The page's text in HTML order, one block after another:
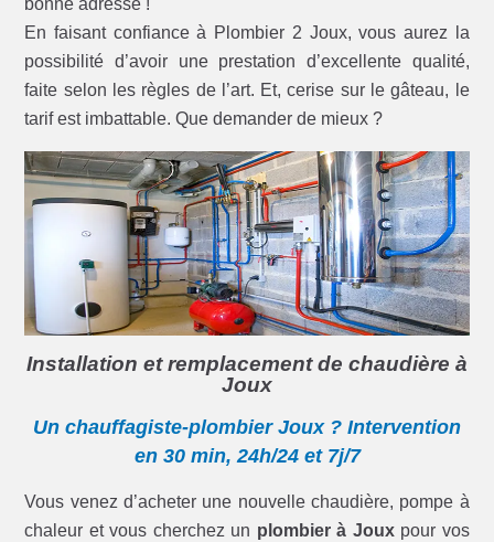
En faisant confiance à Plombier 2 Joux, vous aurez la
possibilité d’avoir une prestation d’excellente qualité,
faite selon les règles de l’art. Et, cerise sur le gâteau, le
tarif est imbattable. Que demander de mieux ?
Installation et remplacement de chaudière à
Joux
Un chauffagiste-plombier Joux ? Intervention
en 30 min, 24h/24 et 7j/7
Vous venez d’acheter une nouvelle chaudière, pompe à
chaleur et vous cherchez un plombier à Jouxpour vos